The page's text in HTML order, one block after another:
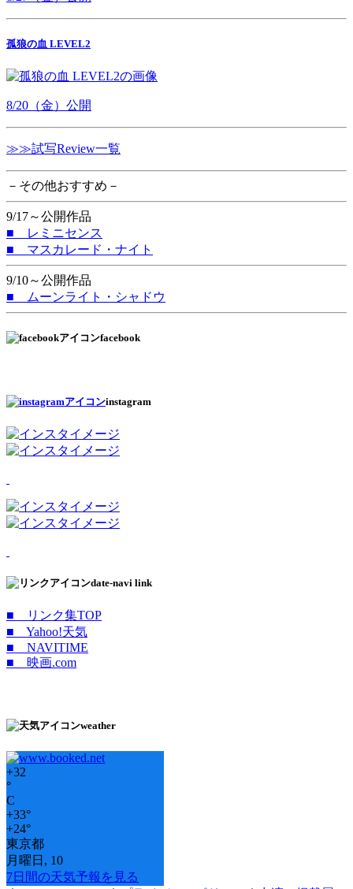
孤狼の血 LEVEL2
8/20（金）公開
≫≫試写Review一覧
－その他おすすめ－
9/17～公開作品
■ レミニセンス
■ マスカレード・ナイト
9/10～公開作品
■ ムーンライト・シャドウ
facebook
instagram
date-navi link
■ リンク集TOP
■ Yahoo!天気
■ NAVITIME
■ 映画.com
weather
+32
°
C
+33°
+24°
東京都
月曜日, 10
7日間の天気予報を見る